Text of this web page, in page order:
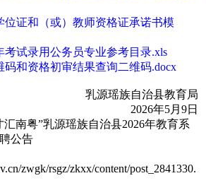
位证和（或）教师资格证承诺书模
考试录用公务员专业参考目录.xls
码和资格初审结果查询二维码.docx
乳源瑶族自治县教育局
2026年5月9日
汇南粤”乳源瑶族自治县2026年教育系
公告
zwgk/rsgz/zkxx/content/post_2841330.